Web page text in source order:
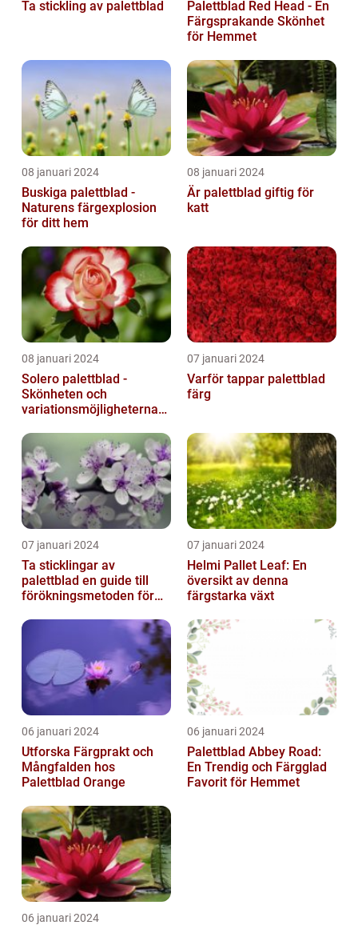
Ta stickling av palettblad
Palettblad Red Head - En
Färgsprakande Skönhet
för Hemmet
08 januari 2024
Buskiga palettblad -
Naturens färgexplosion
för ditt hem
08 januari 2024
Är palettblad giftig för
katt
08 januari 2024
Solero palettblad -
Skönheten och
variationsmöjligheterna
07 januari 2024
Varför tappar palettblad
färg
07 januari 2024
Ta sticklingar av
palettblad en guide till
förökningsmetoden för
07 januari 2024
Helmi Pallet Leaf: En
översikt av denna
färgstarka växt
06 januari 2024
Utforska Färgprakt och
Mångfalden hos
Palettblad Orange
06 januari 2024
Palettblad Abbey Road:
En Trendig och Färgglad
Favorit för Hemmet
06 januari 2024